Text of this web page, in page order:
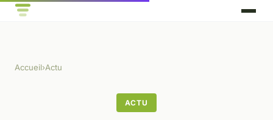
Accueil›Actu
ACTU